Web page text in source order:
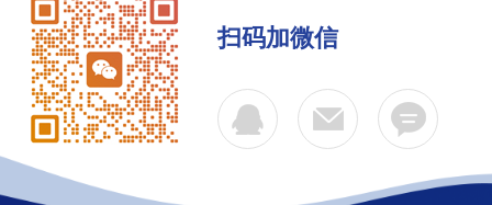
扫码加微信